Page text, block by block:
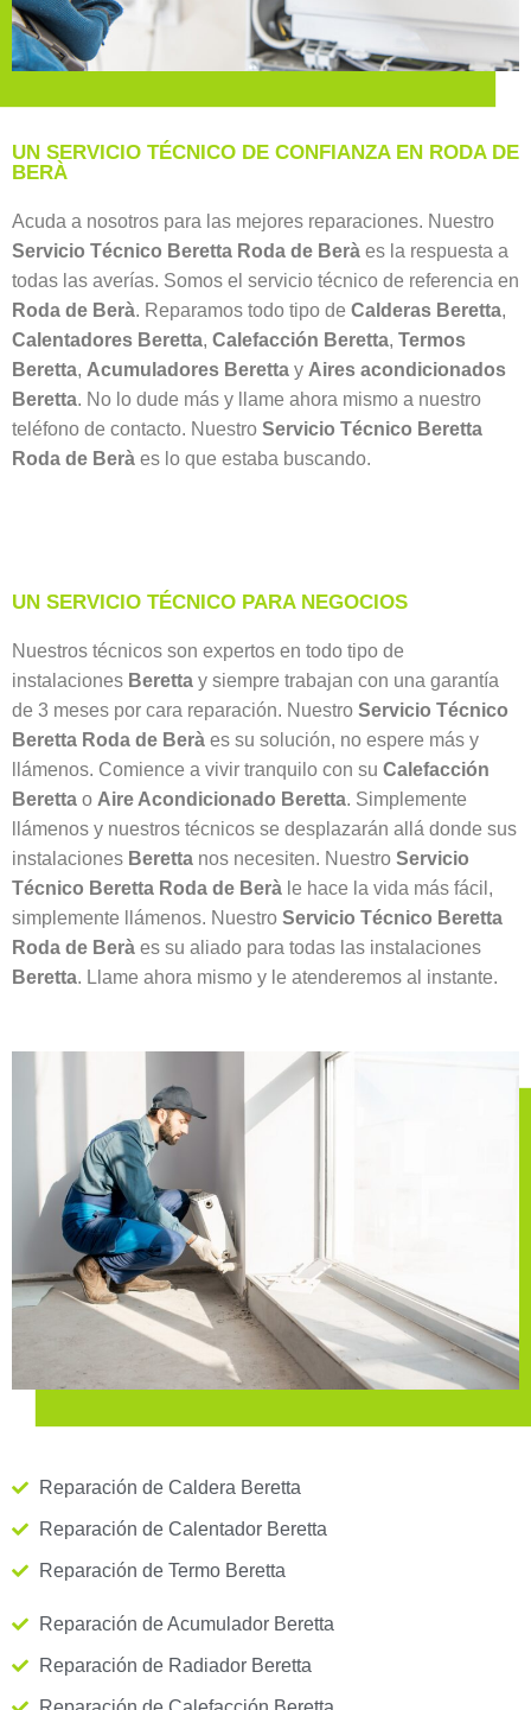
UN SERVICIO TÉCNICO DE CONFIANZA EN RODA DE
BERÀ
Acuda a nosotros para las mejores reparaciones. Nuestro
Servicio Técnico Beretta Roda de Berà es la respuesta a
todas las averías. Somos el servicio técnico de referencia en
Roda de Berà. Reparamos todo tipo de Calderas Beretta,
Calentadores Beretta, Calefacción Beretta, Termos
Beretta, Acumuladores Beretta y Aires acondicionados
Beretta. No lo dude más y llame ahora mismo a nuestro
teléfono de contacto. Nuestro Servicio Técnico Beretta
Roda de Berà es lo que estaba buscando.
UN SERVICIO TÉCNICO PARA NEGOCIOS
Nuestros técnicos son expertos en todo tipo de
instalaciones Beretta y siempre trabajan con una garantía
de 3 meses por cara reparación. Nuestro Servicio Técnico
Beretta Roda de Berà es su solución, no espere más y
llámenos. Comience a vivir tranquilo con su Calefacción
Beretta o Aire Acondicionado Beretta. Simplemente
llámenos y nuestros técnicos se desplazarán allá donde sus
instalaciones Beretta nos necesiten. Nuestro Servicio
Técnico Beretta Roda de Berà le hace la vida más fácil,
simplemente llámenos. Nuestro Servicio Técnico Beretta
Roda de Berà es su aliado para todas las instalaciones
Beretta. Llame ahora mismo y le atenderemos al instante.
Reparación de Caldera Beretta
Reparación de Calentador Beretta
Reparación de Termo Beretta
Reparación de Acumulador Beretta
Reparación de Radiador Beretta